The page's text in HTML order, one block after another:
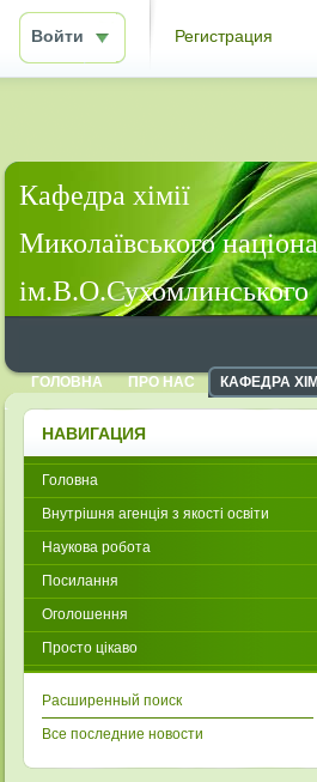
Войти Регистрация
Кафедра хімії
Миколаївського
ім.В.О.Сухомлинського
ГОЛОВНА ПРО НАС КАФЕДРА ХІМІЇ
НАВИГАЦИЯ
Головна
Внутрішня агенція з якості освіти
Наукова робота
Посилання
Оголошення
Просто цікаво
Расширенный поиск
Все последние новости